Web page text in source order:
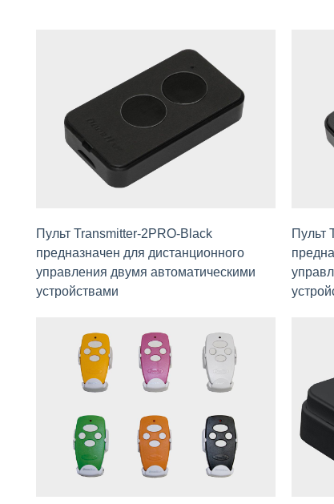
Пульт Transmitter-2PRO-Black
предназначен для дистанционного
управления двумя автомaтическими
устройствaми
Пульт